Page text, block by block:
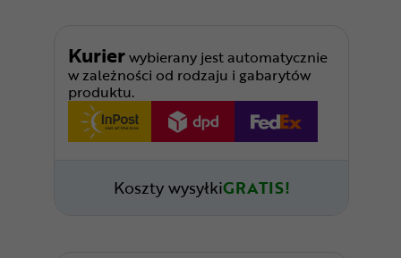
Kurierwybierany jest automatycznie
w zależności od rodzaju i gabarytów
produktu.
Koszty wysyłkiGRATIS!